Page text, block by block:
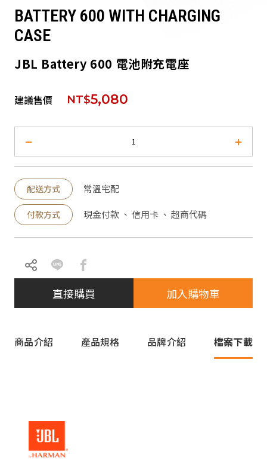
BATTERY 600 WITH CHARGING
CASE
JBL Battery 600 電池附充電座
建議售價 NT$5,080
配送方式 常溫宅配
付款方式 現金付款 、 信用卡 、 超商代碼
直接購買 加入購物車
商品介紹 產品規格 品牌介紹 檔案下載